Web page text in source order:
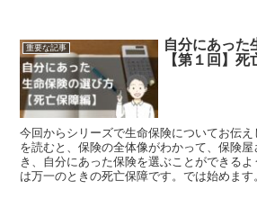
重要な記事
自分にあった
【第１回】死
今回からシリーズで生命保険についてお伝
を読むと、保険の全体像がわかって、保険屋
き、自分にあった保険を選ぶことができる
は万一のときの死亡保障です。では始めます